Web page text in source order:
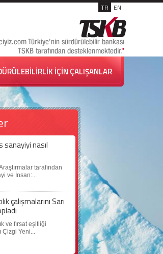
TR EN
İÇİN ÇALIŞANLAR
sanayiyi nasıl
tarafından
ve İnsan:...
çalışmalarını Sarı
ve fırsat eşitliği
Çizgi Yeni...